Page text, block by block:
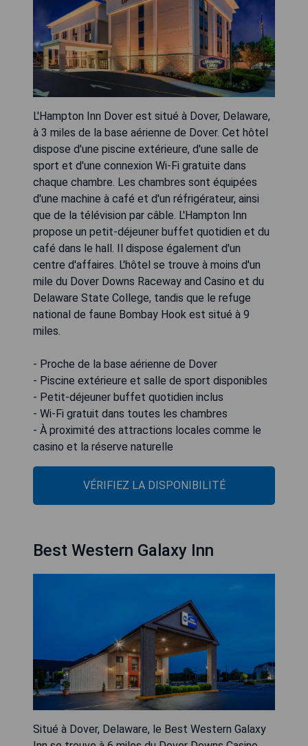
L'Hampton Inn Dover est situé à Dover, Delaware,
à 3 miles de la base aérienne de Dover. Cet hôtel
dispose d'une piscine extérieure, d'une salle de
sport et d'une connexion Wi-Fi gratuite dans
chaque chambre. Les chambres sont équipées
d'une machine à café et d'un réfrigérateur, ainsi
que de la télévision par câble. L'Hampton Inn
propose un petit-déjeuner buffet quotidien et du
café dans le hall. Il dispose également d'un
centre d'affaires. L'hôtel se trouve à moins d'un
mile du Dover Downs Raceway and Casino et du
Delaware State College, tandis que le refuge
national de faune Bombay Hook est situé à 9
miles.
- Proche de la base aérienne de Dover
- Piscine extérieure et salle de sport disponibles
- Petit-déjeuner buffet quotidien inclus
- Wi-Fi gratuit dans toutes les chambres
- À proximité des attractions locales comme le
casino et la réserve naturelle
VÉRIFIEZ LA DISPONIBILITÉ
Best Western Galaxy Inn
Situé à Dover, Delaware, le Best Western Galaxy